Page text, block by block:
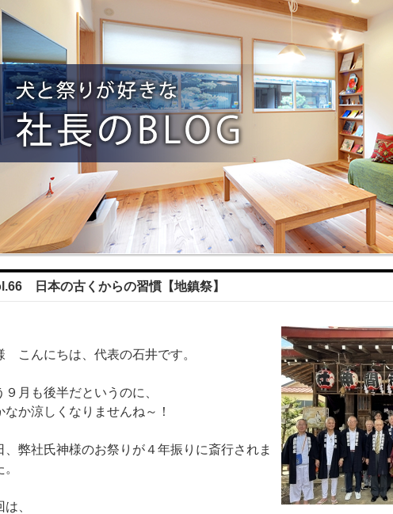
日本の古くからの習慣【地鎮祭】
こんにちは、代表の石井です。
９月も後半だというのに、
なか涼しくなりませんね～！
、弊社氏神様のお祭りが４年振りに斎行されま
、